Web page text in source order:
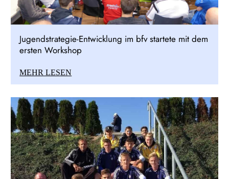
Jugendstrategie-Entwicklung im bfv startete mit dem
ersten Workshop
MEHR LESEN